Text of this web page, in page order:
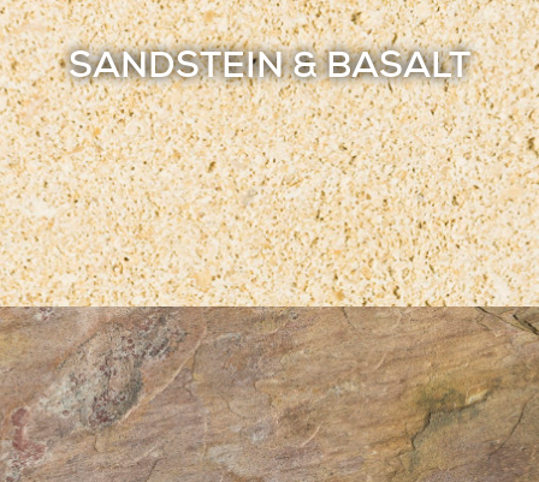
SANDSTEIN & BASALT